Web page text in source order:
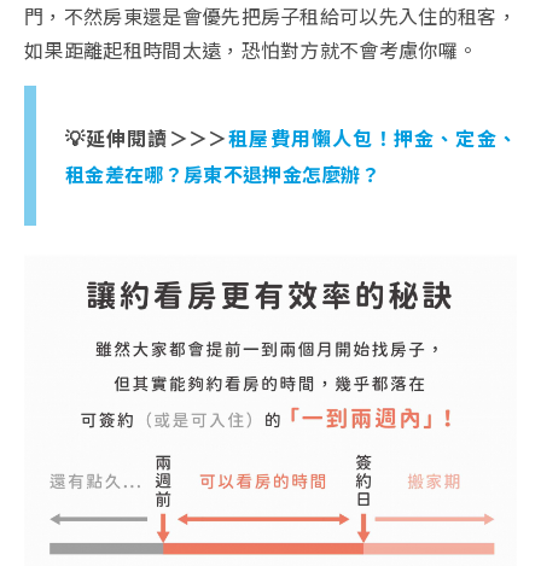
門，不然房東還是會優先把房子租給可以先入住的租客，
如果距離起租時間太遠，恐怕對方就不會考慮你囉。
💡延伸閱讀＞＞＞租屋費用懶人包！押金、定金、
租金差在哪？房東不退押金怎麼辦？